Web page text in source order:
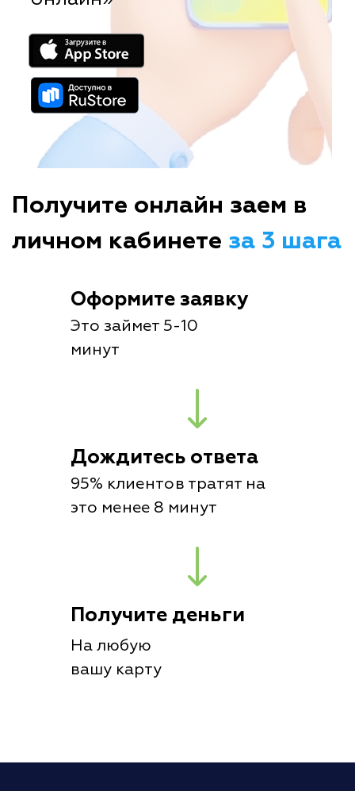
Получите онлайн заем в
личном кабинете за 3 шага
Оформите заявку
Это займет 5-10
минут
Дождитесь ответа
95% клиентов тратят на
это менее 8 минут
Получите деньги
На любую
вашу карту